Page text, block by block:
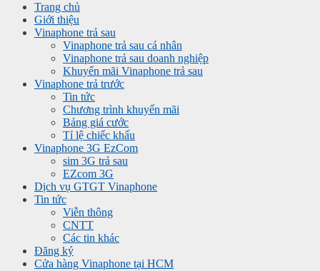
Trang chủ
Giới thiệu
Vinaphone trả sau
Vinaphone trả sau cá nhân
Vinaphone trả sau doanh nghiệp
Khuyến mãi Vinaphone trả sau
Vinaphone trả trước
Tin tức
Chương trình khuyến mãi
Bảng giá cước
Tỉ lệ chiếc khấu
Vinaphone 3G EzCom
sim 3G trả sau
EZcom 3G
Dịch vụ GTGT Vinaphone
Tin tức
Viễn thông
CNTT
Các tin khác
Đăng ký
Cửa hàng Vinaphone tại HCM